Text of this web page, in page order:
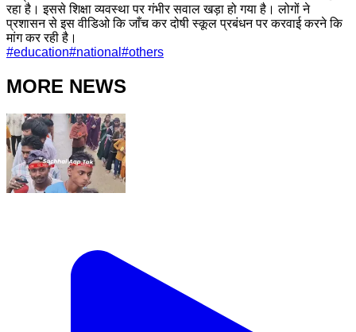
रहा है। इससे शिक्षा व्यवस्था पर गंभीर सवाल खड़ा हो गया है। लोगों ने
प्रशासन से इस वीडिओ कि जाँच कर दोषी स्कूल प्रबंधन पर करवाई करने कि
मांग कर रही है।
#education#national #others
MORE NEWS